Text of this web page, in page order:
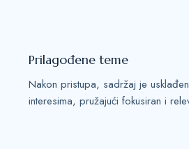
Prilagođene teme
Nakon pristupa, sadržaj je
interesima, pružajući fokusiran i